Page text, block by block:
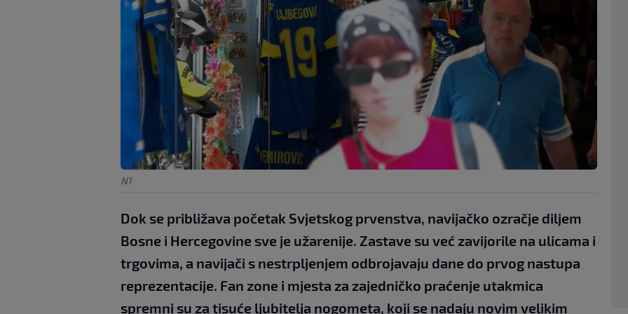
N1
Dok se približava početak Svjetskog prvenstva, navijačko ozračje diljem
Bosne i Hercegovine sve je užarenije. Zastave su već zavijorile na ulicama i
trgovima, a navijači s nestrpljenjem odbrojavaju dane do prvog nastupa
reprezentacije. Fan zone i mjesta za zajedničko praćenje utakmica
spremni su za tisuće ljubitelja nogometa, koji se nadaju novim velikim